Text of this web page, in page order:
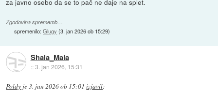
Zgodovina sprememb…
spremenilo:Glugy (3. jan 2026 ob 15:29)
Shala_Mala
::3. jan 2026, 15:31
Poldy je3. jan 2026 ob 15:01 izjavil: